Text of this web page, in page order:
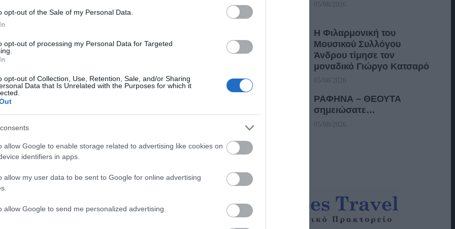
opt-out of the Sale of my Personal Data.
opt-out of processing my Personal Data for Targeted
opt-out of Collection, Use, Retention, Sale, and/or Sharing
Data that Is Unrelated with the Purposes for which it
allow Google to enable storage related to advertising like cookies on
identifiers in apps.
allow my user data to be sent to Google for online advertising
allow Google to send me personalized advertising.
Σάββατο 2 Ιουλίου 2016 και ώρα 8:15΄το βράδυ το
όρους καθώς θα αξιοποιήσει το ανοιχτό θέατρο
του Φεστιβάλ ήταν το προαύλιο της Θεοσκεπάστου
οδηγούν σε αυτή για τους θεατές, καθώς και μεικές
05/08/2026
Η Φιλαρμονική του
Μουσικού Συλλόγου
Άνδρου τίμησε τον
μοναδικό Γιώργο Κατσαρό
05/08/2026
ΡΑΦΗΝΑ – ΘΕΟΥΤΑ
σημειώσατε…
05/08/2026